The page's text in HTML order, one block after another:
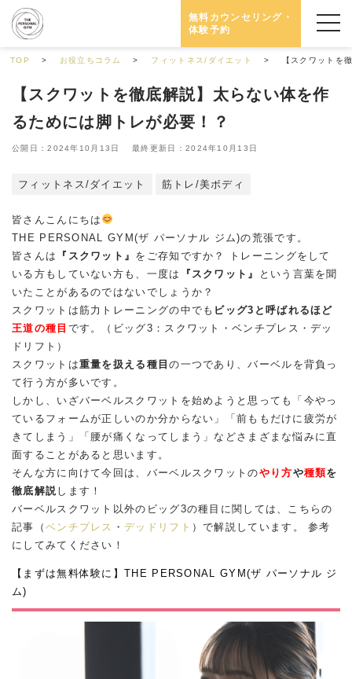
無料カウンセリング・
体験予約
TOP お役立ちコラム フィットネス/ダイエット 【スクワットを
【スクワットを徹底解説】太らない体を作
るためには脚トレが必要！？
公開日：2024年10月13日 最終更新日：2024年10月13日
フィットネス/ダイエット 筋トレ/美ボディ
皆さんこんにちは
THE PERSONAL GYM(ザ パーソナル ジム)の荒張です。
皆さんは
『スクワット』 をご存知ですか？ トレーニングをして
いる方もしていない方も、一度は
『スクワット』
という言葉を聞
いたことがあるのではないでしょうか？
スクワットは筋力トレーニングの中でも ビッグ3と呼ばれるほど
王道の種目 です。（ビッグ3：スクワット・ベンチプレス・デッ
ドリフト）
スクワットは重量を扱える種目の一つであり、バーベルを背負っ
て行う方が多いです。
しかし、いざバーベルスクワットを始めようと思っても「今やっ
ているフォームが正しいのか分からない」「前ももだけに疲労が
きてしまう」「腰が痛くなってしまう」などさまざまな悩みに直
面することがあると思います。
そんな方に向けて今回は、バーベルスクワットのやり方や種類を
徹底解説 します！
バーベルスクワット以外のビッグ3の種目に関しては、こちらの
記事（ ベンチプレス ・デッドリフト ）で解説しています。 参考
にしてみてください！
【まずは無料体験に】THE PERSONAL GYM(ザ パーソナル ジ
ム)